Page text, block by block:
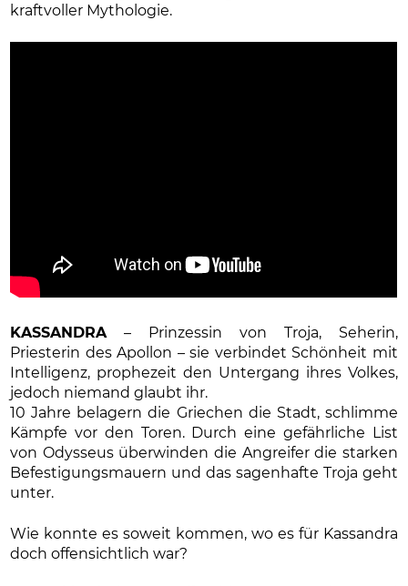
kraftvoller Mythologie.
KASSANDRA– Prinzessin von Troja, Seherin,
Priesterin des Apollon – sie verbindet Schönheit mit
Intelligenz, prophezeit den Untergang ihres Volkes,
jedoch niemand glaubt ihr.
10 Jahre belagern die Griechen die Stadt, schlimme
Kämpfe vor den Toren. Durch eine gefährliche List
von Odysseus überwinden die Angreifer die starken
Befestigungsmauern und das sagenhafte Troja geht
unter.
Wie konnte es soweit kommen, wo es für Kassandra
doch offensichtlich war?